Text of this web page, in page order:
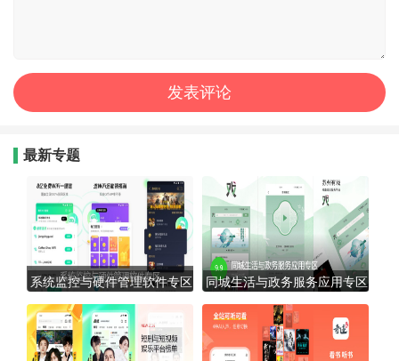
最新专题
系统监控与硬件管理软件专区 同城生活与政务服务应用专区